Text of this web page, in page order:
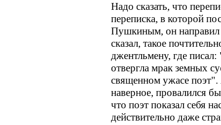
Надо сказать, что
переписка, в которой
Пушкиным, он направил
сказал, такое
джентльмену, где
отвергла мрак земных
священном ужасе
наверное, провалился
что поэт показал себя
действительно даже